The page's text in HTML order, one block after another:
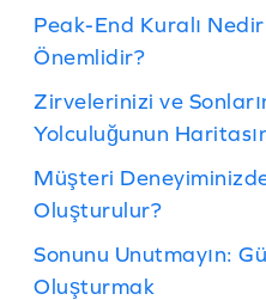
Peak-End Kuralı
Önemlidir?
Zirvelerinizi ve
Yolculuğunun
Müşteri
Oluşturulur?
Sonunu Unutmayın:
Oluşturmak